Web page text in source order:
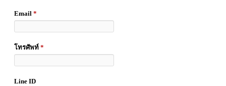
Email *
โทรศัพท์ *
Line ID